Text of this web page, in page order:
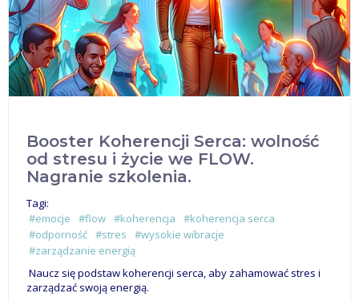
Booster Koherencji Serca: wolność
od stresu i życie we FLOW.
Nagranie szkolenia.
Tagi:
#emocje
#flow #koherencja
#koherencja serca
#odporność #stres
#wysokie wibracje
#zarządzanie energią
Naucz się podstaw koherencji serca, aby zahamować stres i
zarządzać swoją energią.